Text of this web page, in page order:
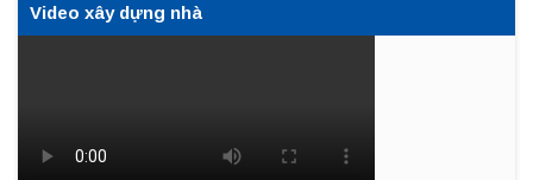
Video xây dựng nhà